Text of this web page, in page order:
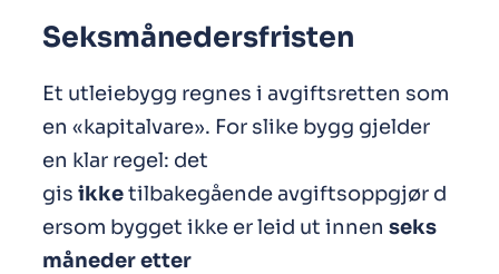
Seksmånedersfristen
Et utleiebygg regnes i avgiftsretten som
en «kapitalvare». For slike bygg gjelder
en klar regel: det
gis ikketilbakegående avgiftsoppgjør d
ersom bygget ikke er leid ut innen seks
måneder etter